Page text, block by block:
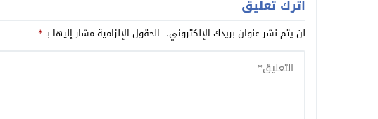
اترك تعليق
لن يتم نشر عنوان بريدك الإلكتروني. الحقول الإلزامية مشار إليها بـ*